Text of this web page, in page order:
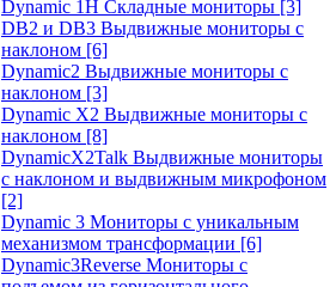
Dynamic 1Н Складные мониторы [3]
DB2 и DB3 Выдвижные мониторы с
наклоном [6]
Dynamic2 Выдвижные мониторы с
наклоном [3]
Dynamic X2 Выдвижные мониторы с
наклоном [8]
DynamicX2Talk Выдвижные мониторы
с наклоном и выдвижным микрофоном
[2]
Dynamic 3 Мониторы с уникальным
механизмом трансформации [6]
Dynamic3Reverse Мониторы с